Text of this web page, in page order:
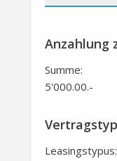
Anzahlung
Summe:
5'000.00.-
Leasingstypus: